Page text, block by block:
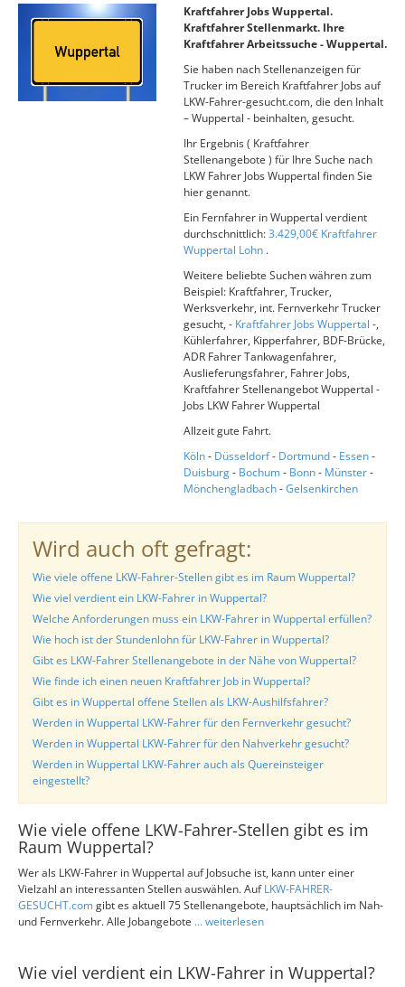
Kraftfahrer Jobs Wuppertal.
Kraftfahrer Stellenmarkt. Ihre
Kraftfahrer Arbeitssuche - Wuppertal.
Sie haben nach Stellenanzeigen für
Trucker im Bereich Kraftfahrer Jobs auf
LKW-Fahrer-gesucht.com, die den Inhalt
– Wuppertal - beinhalten, gesucht.
Ihr Ergebnis ( Kraftfahrer
Stellenangebote ) für Ihre Suche nach
LKW Fahrer Jobs Wuppertal finden Sie
hier genannt.
Ein Fernfahrer in Wuppertal verdient
durchschnittlich:3.429,00€ Kraftfahrer
Wuppertal Lohn .
Weitere beliebte Suchen währen zum
Beispiel: Kraftfahrer, Trucker,
Werksverkehr, int. Fernverkehr Trucker
gesucht, - Kraftfahrer Jobs Wuppertal -,
Kühlerfahrer, Kipperfahrer, BDF-Brücke,
ADR Fahrer Tankwagenfahrer,
Auslieferungsfahrer, Fahrer Jobs,
Kraftfahrer Stellenangebot Wuppertal -
Jobs LKW Fahrer Wuppertal
Allzeit gute Fahrt.
Köln- Düsseldorf- Dortmund- Essen-
Duisburg- Bochum- Bonn- Münster-
Mönchengladbach-Gelsenkirchen
Wird auch oft gefragt:
Wie viele offene LKW-Fahrer-Stellen gibt es im Raum Wuppertal?
Wie viel verdient ein LKW-Fahrer in Wuppertal?
Welche Anforderungen muss ein LKW-Fahrer in Wuppertal erfüllen?
Wie hoch ist der Stundenlohn für LKW-Fahrer in Wuppertal?
Gibt es LKW-Fahrer Stellenangebote in der Nähe von Wuppertal?
Wie finde ich einen neuen Kraftfahrer Job in Wuppertal?
Gibt es in Wuppertal offene Stellen als LKW-Aushilfsfahrer?
Werden in Wuppertal LKW-Fahrer für den Fernverkehr gesucht?
Werden in Wuppertal LKW-Fahrer für den Nahverkehr gesucht?
Werden in Wuppertal LKW-Fahrer auch als Quereinsteiger
eingestellt?
Wie viele offene LKW-Fahrer-Stellen gibt es im
Raum Wuppertal?
Wer als LKW-Fahrer in Wuppertal auf Jobsuche ist, kann unter einer
Vielzahl an interessanten Stellen auswählen. AufLKW-FAHRER-
GESUCHT.comgibt es aktuell 75 Stellenangebote, hauptsächlich im Nah-
und Fernverkehr. Alle Jobangebote ... weiterlesen
Wie viel verdient ein LKW-Fahrer in Wuppertal?